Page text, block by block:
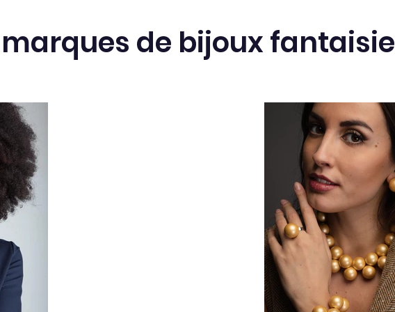
de bijoux fantaisie